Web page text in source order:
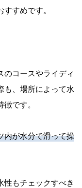
すめです。
のコースやライディ
も、場所によって水
です。
内が水分で滑って操
性もチェックすべき